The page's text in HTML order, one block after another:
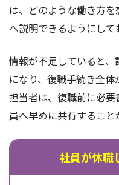
は、どのような働き方
へ説明できるようにして
情報が不足していると
になり、復職手続き全
担当者は、復職前に必
員へ早めに共有すること
社員が休職